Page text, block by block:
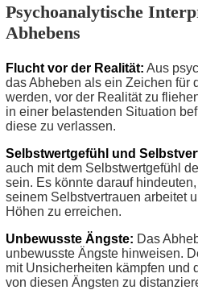
Psychoanalytische
Abhebens
Flucht vor der Realität: Aus
das Abheben als ein Zeichen für
werden, vor der Realität zu
in einer belastenden Situation
diese zu verlassen.
Selbstwertgefühl und
auch mit dem Selbstwertgefühl
sein. Es könnte darauf
seinem Selbstvertrauen arbeitet
Höhen zu erreichen.
Unbewusste Ängste: Das
unbewusste Ängste hinweisen.
mit Unsicherheiten kämpfen und
von diesen Ängsten zu